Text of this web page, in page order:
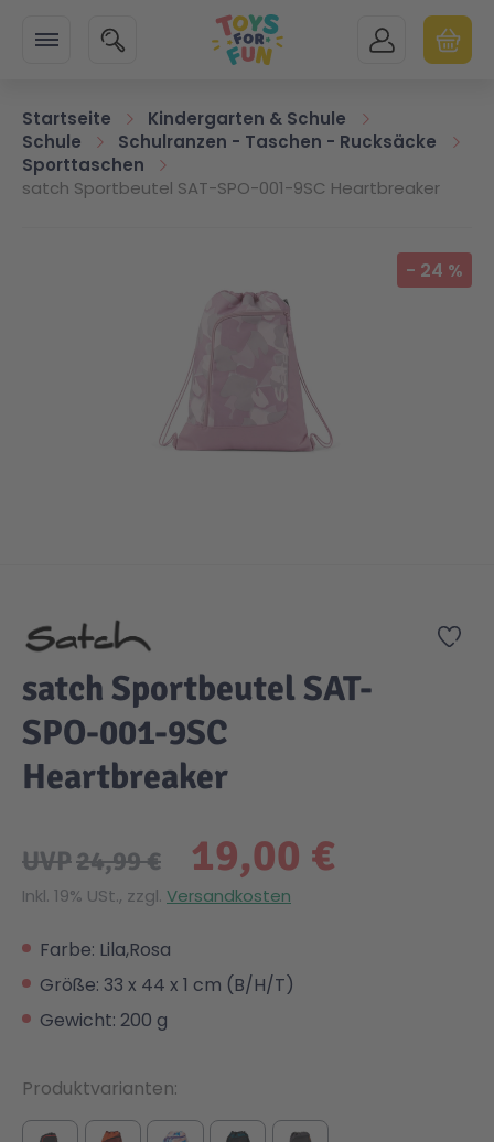
SUCHE MEIN KONTO
Startseite
Kindergarten & Schule
Schule
Schulranzen - Taschen - Rucksäcke
Sporttaschen
satch Sportbeutel SAT-SPO-001-9SC Heartbreaker
- 24 %
Zur
satch Sportbeutel SAT-
SPO-001-9SC
Heartbreaker
19,00 €
UVP24,99 €
Inkl. 19% USt., zzgl. Versandkosten
Farbe: Lila,Rosa
Größe: 33 x 44 x 1 cm (B/H/T)
Gewicht: 200 g
Produktvarianten